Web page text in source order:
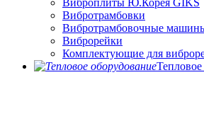
Виброплиты Ю.Корея GIKS
Вибротрамбовки
Вибротрамбовочные
Виброрейки
Комплектующие для